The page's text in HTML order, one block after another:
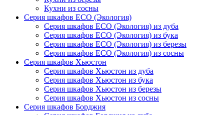
Кухни из сосны
Серия шкафов ECO (Экология)
Серия шкафов ECO (Экология) из дуба
Серия шкафов ECO (Экология) из бука
Серия шкафов ECO (Экология) из березы
Серия шкафов ECO (Экология) из сосны
Серия шкафов Хьюстон
Серия шкафов Хьюстон из дуба
Серия шкафов Хьюстон из бука
Серия шкафов Хьюстон из березы
Серия шкафов Хьюстон из сосны
Серия шкафов Борджия